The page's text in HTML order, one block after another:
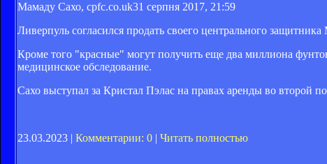
Мамаду Сахо, cpfc.co.uk31 серпня 2017, 21:59
Ливерпуль согласился продать своего центрального
Кроме того "красные" могут получить еще два миллиона
медицинское обследование.
Сахо выступал за Кристал Пэлас на правах аренды во второй
23.03.2023 | Комментарии: 0 | Читать полностью